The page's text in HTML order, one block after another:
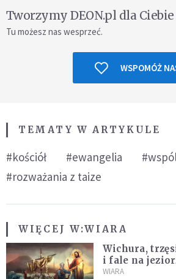
Tworzymy DEON.pl dla Ciebie
Tu możesz nas wesprzeć.
WSPOMÓŻ
TEMATY W ARTYKULE
#kościół #ewangelia
#rozważania z taize
WIĘCEJ W:WIARA
Wichura,
i fale na
WIARA